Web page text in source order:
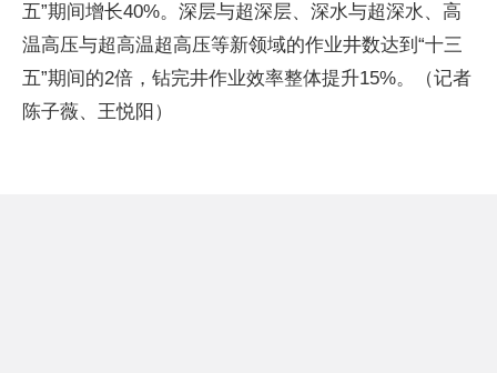
五”期间增长40%。深层与超深层、深水与超深水、高
温高压与超高温超高压等新领域的作业井数达到“十三
五”期间的2倍，钻完井作业效率整体提升15%。（记者
陈子薇、王悦阳）